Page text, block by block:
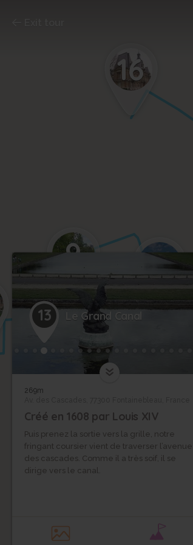
16
10
9
13 Le Grand Canal
269m
Créé en 1608 par Louis XIV
Puis prenez la sortie vers la grille, notre
fringant coursier vient de traverser l’avenue
des cascades. Comme il a très soif, il se
dirige vers le canal.